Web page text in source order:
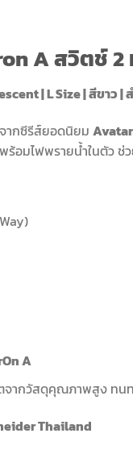
A สวิตช์ 2
| L Size | สีขาว
จากซีรีส์ยอดนิยม
อมไฟพรายน้ำในตัว ช่
A
ากวัสดุคุณภาพสูง ทนท
Thailand